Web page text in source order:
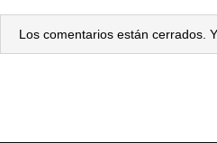
Los comentarios están cerrados.